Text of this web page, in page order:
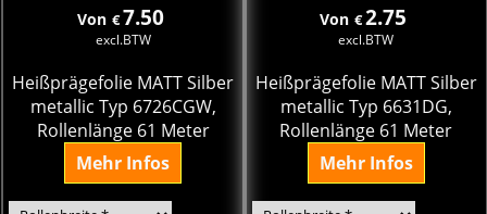
Von €7.50
excl.BTW
Heißprägefolie MATT Silber
metallic Typ 6726CGW,
Rollenlänge 61 Meter
Mehr Infos
Von €2.75
excl.BTW
Heißprägefolie MATT Silber
metallic Typ 6631DG,
Rollenlänge 61 Meter
Mehr Infos